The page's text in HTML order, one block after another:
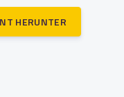
HERUNTER